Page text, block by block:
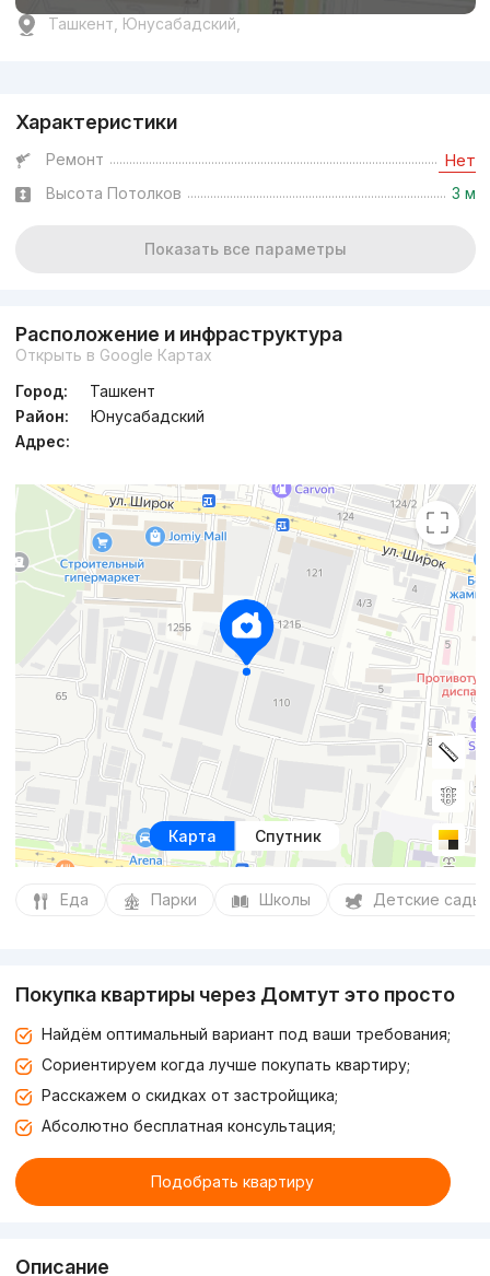
Ташкент, Юнусабадский,
Характеристики
Ремонт Нет
Высота Потолков 3 м
Показать все параметры
Расположение и инфраструктура
Открыть в Google Картах
Город:
Ташкент
Район:
Юнусабадский
Адрес:
Карта Спутник
Еда Парки Школы Детские сады
Покупка квартиры через Домтут это просто
Найдём оптимальный вариант под ваши требования;
Сориентируем когда лучше покупать квартиру;
Расскажем о скидках от застройщика;
Абсолютно бесплатная консультация;
Подобрать квартиру
Описание